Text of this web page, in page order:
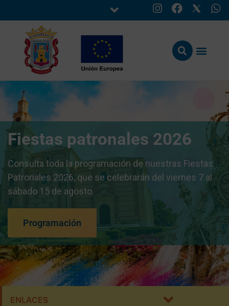
Fiestas patronales 2026
Consulta toda la programación de nuestras Fiestas
Patronales 2026, que se celebrarán del viernes 7 al
sábado 15 de agosto.
Programación
ENLACES